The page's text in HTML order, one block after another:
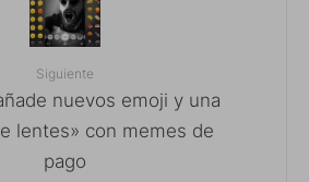
Siguiente
nuevos emoji y una
lentes» con memes de
pago